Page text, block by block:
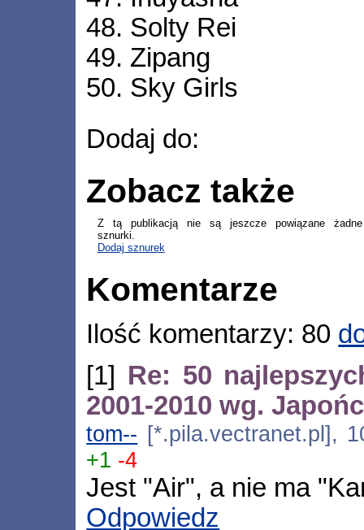
48. Solty Rei
49. Zipang
50. Sky Girls
Dodaj do:
Zobacz także
Z tą publikacją nie są jeszcze powiązane żadne
sznurki.
Dodaj sznurek
Komentarze
Ilość komentarzy: 80
[1] Re: 50
2001-2010 wg.
tom-- [*.pila.vectranet.pl],
+1 -4
Jest "Air", a nie ma
Odpowiedz